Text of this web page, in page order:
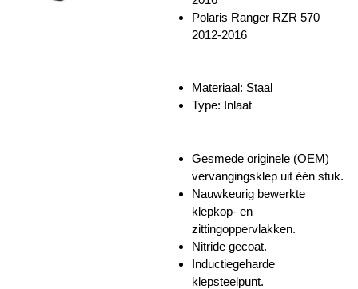
Polaris Ranger RZR 570
2012-2016
Materiaal: Staal
Type: Inlaat
Gesmede originele (OEM)
vervangingsklep uit één stuk.
Nauwkeurig bewerkte
klepkop- en
zittingoppervlakken.
Nitride gecoat.
Inductiegeharde
klepsteelpunt.